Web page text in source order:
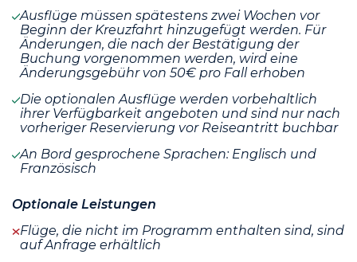
Ausflüge müssen spätestens zwei Wochen vor
Beginn der Kreuzfahrt hinzugefügt werden. Für
Änderungen, die nach der Bestätigung der
Buchung vorgenommen werden, wird eine
Änderungsgebühr von 50€ pro Fall erhoben
Die optionalen Ausflüge werden vorbehaltlich
ihrer Verfügbarkeit angeboten und sind nur nach
vorheriger Reservierung vor Reiseantritt buchbar
An Bord gesprochene Sprachen: Englisch und
Französisch
Optionale Leistungen
Flüge, die nicht im Programm enthalten sind, sind
auf Anfrage erhältlich